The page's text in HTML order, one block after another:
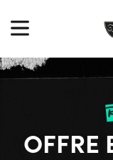
:
content
OFFRE